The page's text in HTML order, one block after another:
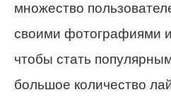
множество
своими фотографиями
чтобы стать
большое количество